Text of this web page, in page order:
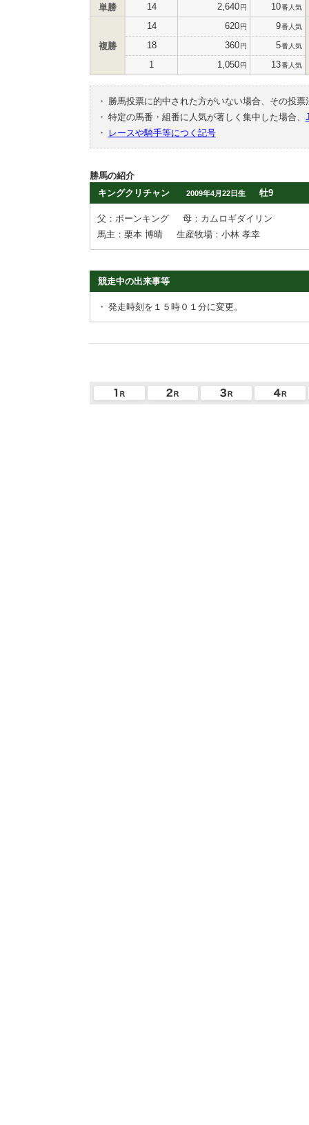
単勝 14 2,640円 10番人気
複勝
14 620円 9番人気
18 360円 5番人気
1 1,050円 13番人気
・
勝馬投票に的中された方がいない場合、その投
・ 特定の馬番・組番に人気が著しく集中した場合、
・
レースや騎手等につく記号
勝馬の紹介
キングクリチャン
2009年4月22日生 牡9
父：ボーンキング
母：カムロギダイリン
馬主：栗本 博晴
生産牧場：小林 孝幸
競走中の出来事等
・ 発走時刻を１５時０１分に変更。